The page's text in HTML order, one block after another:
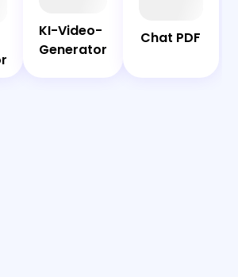
KI-Video-
Generator
Chat PDF
Generator